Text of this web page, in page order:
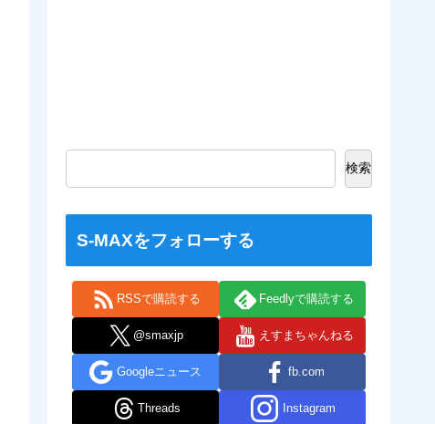
検索
S-MAXをフォローする
RSSで購読する Feedlyで購読する
@smaxjp えすまちゃんねる
Googleニュース fb.com
Threads Instagram